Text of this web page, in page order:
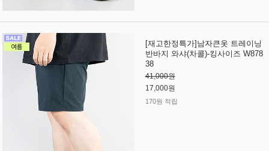
[재고한정특가]남자큰옷 트레이닝
반바지 와샤(차콜)-킹사이즈 W878
38
41,000원
17,000원
170원 적립